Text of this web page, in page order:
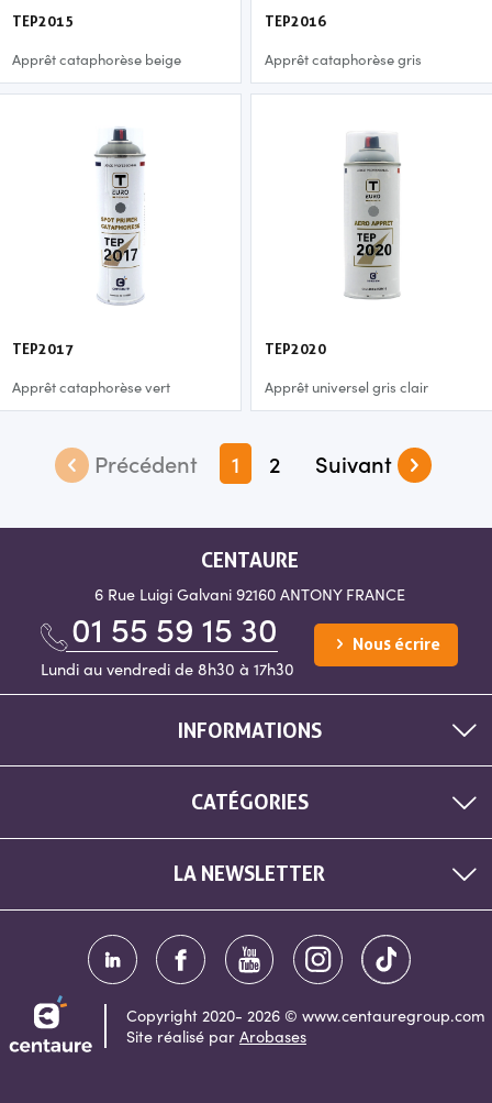
TEP2015
Apprêt cataphorèse beige
TEP2016
Apprêt cataphorèse gris
TEP2017
Apprêt cataphorèse vert
TEP2020
Apprêt universel gris clair
1 2
CENTAURE
6 Rue Luigi Galvani 92160 ANTONY FRANCE
01 55 59 15 30
Lundi au vendredi de 8h30 à 17h30
Nous écrire
INFORMATIONS
CATÉGORIES
LA NEWSLETTER
Copyright 2020- 2026 © www.centauregroup.com
Site réalisé par Arobases